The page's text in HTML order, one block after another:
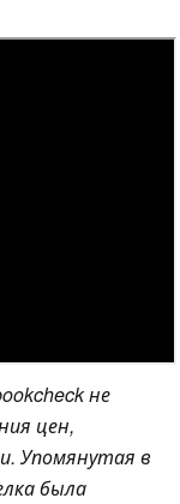
не
цен,
Упомянутая в
была